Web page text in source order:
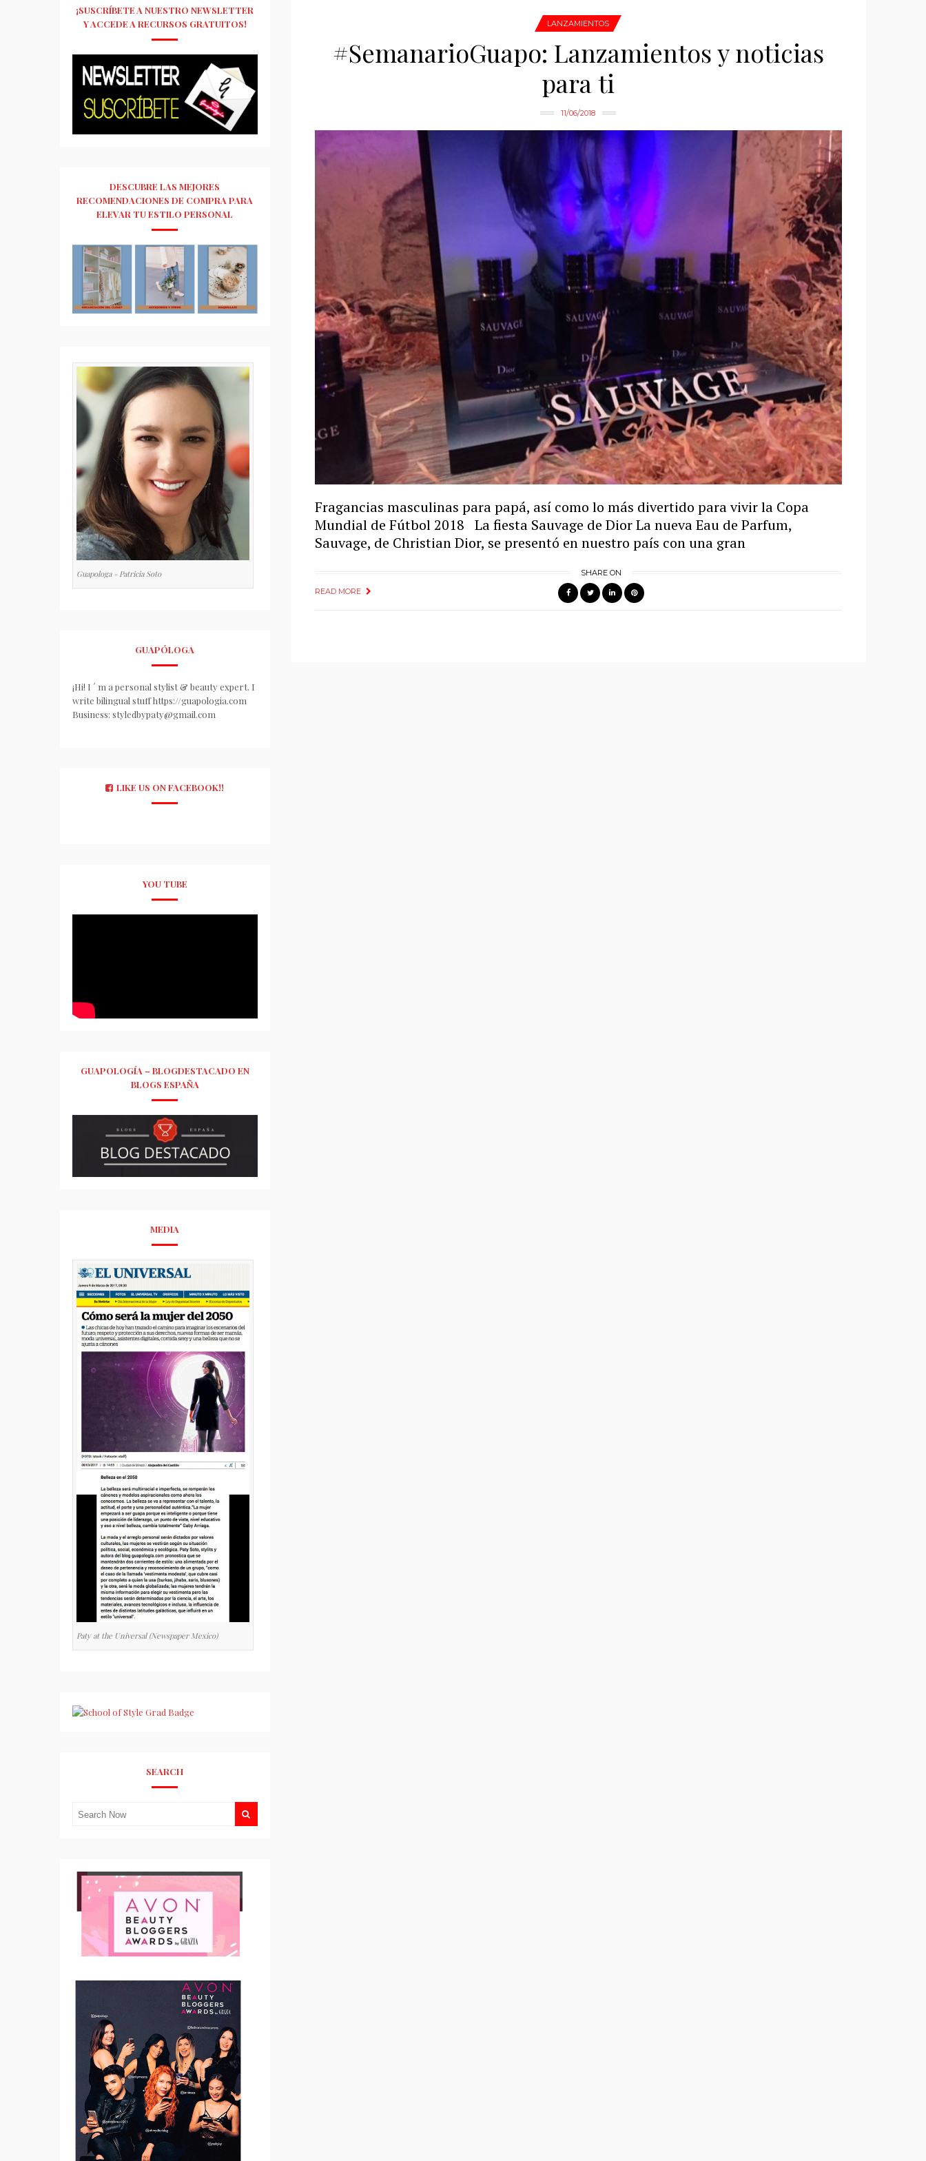
LANZAMIENTOS
#SemanarioGuapo: Lanzamientos y noticias
para ti
11/06/2018
Fragancias masculinas para papá, así como lo más divertido para vivir la Copa
Mundial de Fútbol 2018 La fiesta Sauvage de Dior La nueva Eau de Parfum,
Sauvage, de Christian Dior, se presentó en nuestro país con una gran
READ MORE
SHARE ON
¡SUSCRÍBETE A NUESTRO NEWSLETTER
Y ACCEDE A RECURSOS GRATUITOS!
DESCUBRE LAS MEJORES
RECOMENDACIONES DE COMPRA PARA
ELEVAR TU ESTILO PERSONAL
Guapologa - Patricia Soto
GUAPÓLOGA
¡Hi! I ´ m a personal stylist & beauty expert. I
write bilingual stuff https://guapologia.com
Business: styledbypaty@gmail.com
LIKE US ON FACEBOOK!!
YOU TUBE
GUAPOLOGÍA – BLOGDESTACADO EN
BLOGS ESPAÑA
MEDIA
Paty at the Universal (Newspaper Mexico)
SEARCH